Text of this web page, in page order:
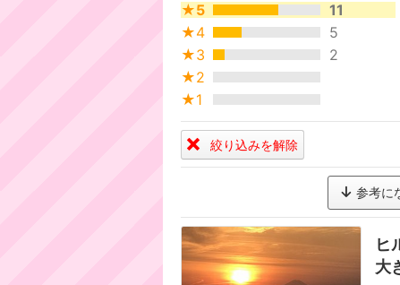
★5
11
★4
5
★3
2
★2
★1
絞り込みを解除
参考に
ヒ
大